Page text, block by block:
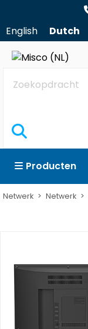
English
Dutch
Zoekopdracht
Producten
Netwerk Netwerk